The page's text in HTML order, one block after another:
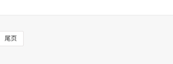
尾页